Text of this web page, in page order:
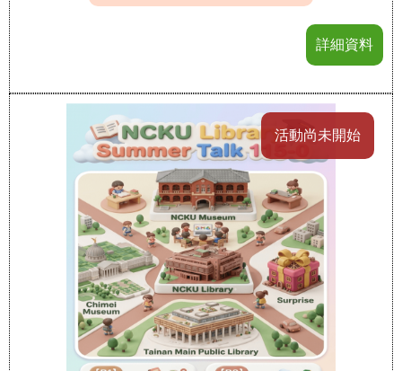
詳細資料
活動尚未開始